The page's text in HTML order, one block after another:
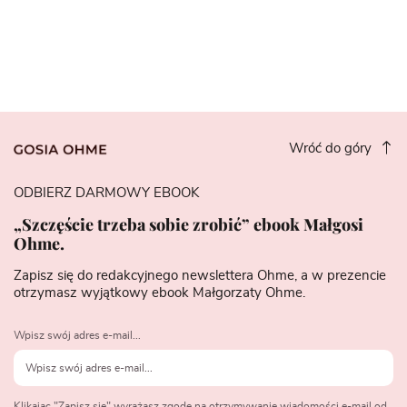
Wróć do góry
ODBIERZ DARMOWY EBOOK
„Szczęście trzeba sobie zrobić” ebook Małgosi
Ohme.
Zapisz się do redakcyjnego newslettera Ohme, a w prezencie
otrzymasz wyjątkowy ebook Małgorzaty Ohme.
Wpisz swój adres e-mail...